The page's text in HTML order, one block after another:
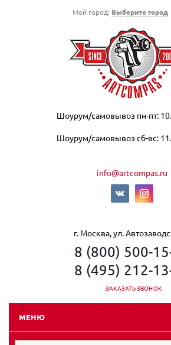
Мой город: Выберите город
Шоурум/самовывоз пн-пт:
Шоурум/самовывоз сб-вс:
info@artcompas.ru
г. Москва, ул.
8 (800) 500-
8 (495) 212-
ЗАКАЗАТЬ ЗВОНОК
МЕНЮ